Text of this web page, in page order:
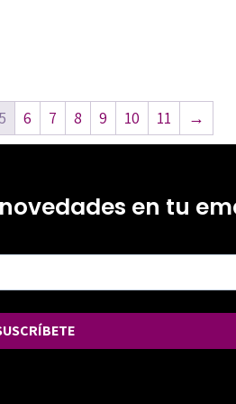
5 6 7 8 9 10 11 →
en tu